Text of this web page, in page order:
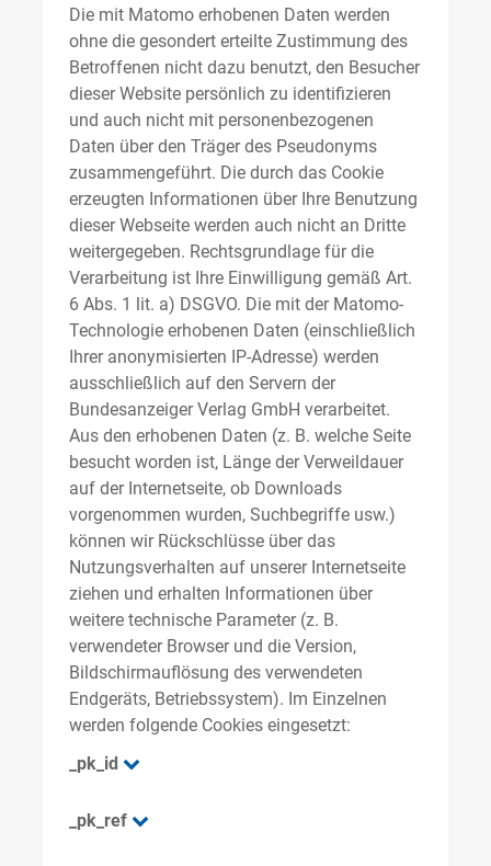
Die mit Matomo erhobenen Daten werden
ohne die gesondert erteilte Zustimmung des
Betroffenen nicht dazu benutzt, den Besucher
dieser Website persönlich zu identifizieren
und auch nicht mit personenbezogenen
Daten über den Träger des Pseudonyms
zusammengeführt. Die durch das Cookie
erzeugten Informationen über Ihre Benutzung
dieser Webseite werden auch nicht an Dritte
weitergegeben. Rechtsgrundlage für die
Verarbeitung ist Ihre Einwilligung gemäß Art.
6 Abs. 1 lit. a) DSGVO. Die mit der Matomo-
Technologie erhobenen Daten (einschließlich
Ihrer anonymisierten IP-Adresse) werden
ausschließlich auf den Servern der
Bundesanzeiger Verlag GmbH verarbeitet.
Aus den erhobenen Daten (z. B. welche Seite
besucht worden ist, Länge der Verweildauer
auf der Internetseite, ob Downloads
vorgenommen wurden, Suchbegriffe usw.)
können wir Rückschlüsse über das
Nutzungsverhalten auf unserer Internetseite
ziehen und erhalten Informationen über
weitere technische Parameter (z. B.
verwendeter Browser und die Version,
Bildschirmauflösung des verwendeten
Endgeräts, Betriebssystem). Im Einzelnen
werden folgende Cookies eingesetzt:
_pk_id
_pk_ref